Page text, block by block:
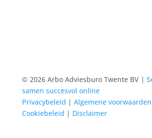
© 2026 Arbo Adviesburo Twente BV |
samen succesvol online
Privacybeleid | Algemene voorwaarden
Cookiebeleid | Disclaimer